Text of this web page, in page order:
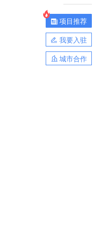
项目推荐
我要入驻
城市合作